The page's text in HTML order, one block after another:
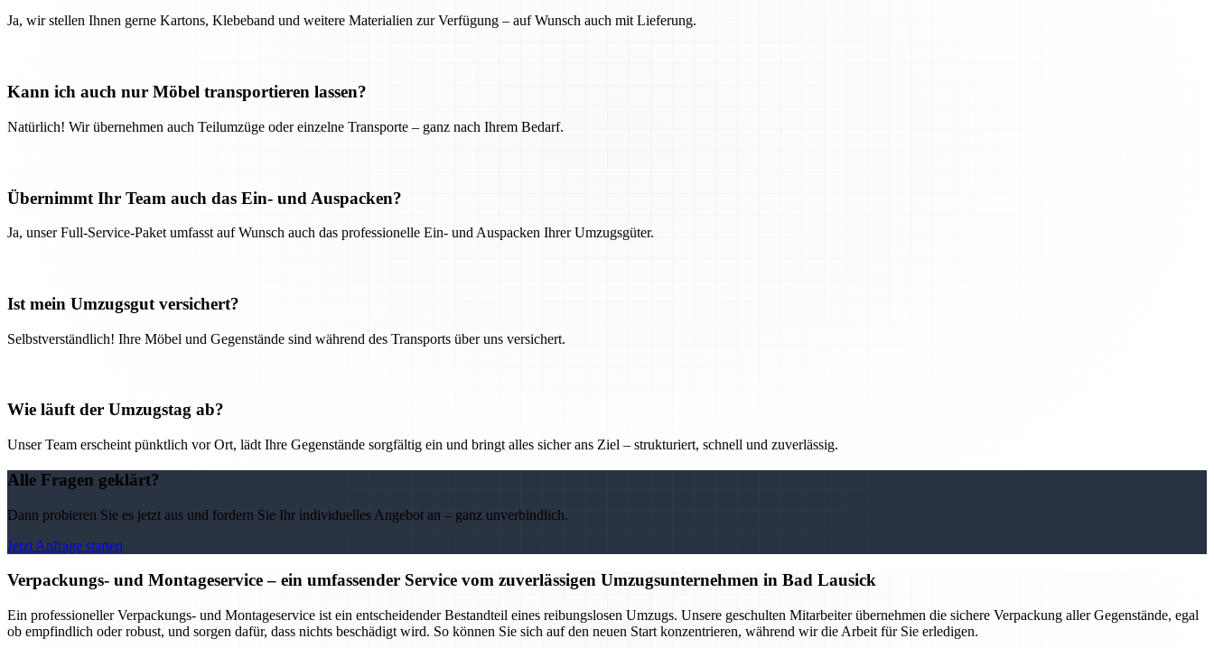
Ja, wir stellen Ihnen gerne Kartons, Klebeband und weitere Materialien zur Verfügung – auf Wunsch auch mit Lieferung.
Kann ich auch nur Möbel transportieren lassen?
Natürlich! Wir übernehmen auch Teilumzüge oder einzelne Transporte – ganz nach Ihrem Bedarf.
Übernimmt Ihr Team auch das Ein- und Auspacken?
Ja, unser Full-Service-Paket umfasst auf Wunsch auch das professionelle Ein- und Auspacken Ihrer Umzugsgüter.
Ist mein Umzugsgut versichert?
Selbstverständlich! Ihre Möbel und Gegenstände sind während des Transports über uns versichert.
Wie läuft der Umzugstag ab?
Unser Team erscheint pünktlich vor Ort, lädt Ihre Gegenstände sorgfältig ein und bringt alles sicher ans Ziel – strukturiert, schnell und zuverlässig.
Alle Fragen geklärt?
Dann probieren Sie es jetzt aus und fordern Sie Ihr individuelles Angebot an – ganz unverbindlich.
Jetzt Anfrage starten
Verpackungs- und Montageservice – ein umfassender Service vom zuverlässigen Umzugsunternehmen in Bad Lausick
Ein professioneller Verpackungs- und Montageservice ist ein entscheidender Bestandteil eines reibungslosen Umzugs. Unsere geschulten Mitarbeiter übernehmen die sichere Verpackung aller Gegenstände, egal
ob empfindlich oder robust, und sorgen dafür, dass nichts beschädigt wird. So können Sie sich auf den neuen Start konzentrieren, während wir die Arbeit für Sie erledigen.